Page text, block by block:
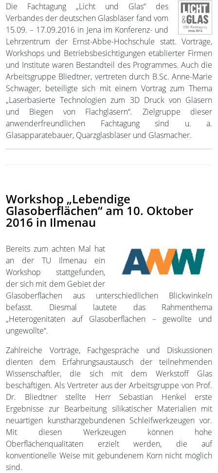
Die Fachtagung „Licht und Glas“ des
Verbandes der deutschen Glasbläser fand vom
15.09. – 17.09.2016 in Jena im Konferenz- und
Lehrzentrum der Ernst-Abbe-Hochschule statt. Vorträge,
Workshops und Betriebsbesichtigungen etablierter Firmen
und Institute waren Bestandteil des Programmes. Auch die
Arbeitsgruppe Bliedtner, vertreten durch B.Sc. Anne-Marie
Schwager, beteiligte sich mit einem Vortrag zum Thema
„Laserbasierte Technologien zum 3D Druck von Gläsern
und Biegen von Flachgläsern“. Zielgruppe dieser
anwenderfreundlichen Fachtagung sind u. a.
Glasapparatebauer, Quarzglasbläser und Glasmacher.
Workshop „Lebendige
Glasoberflächen“ am 10. Oktober
2016 in Ilmenau
Bereits zum achten Mal hat
an der TU Ilmenau ein
Workshop stattgefunden,
der sich mit dem Gebiet der
Glasoberflächen aus unterschiedlichen Blickwinkeln
befasst. Diesmal lautete das Rahmenthema
„Heterogenitäten auf Glasoberflächen – gewollte und
ungewollte“.
Zahlreiche Vorträge, Fachgespräche und Diskussionen
dienten dem Erfahrungsaustausch der teilnehmenden
Wissenschaftler, die sich mit dem Werkstoff Glas
beschäftigen. Als Vertreter aus der Arbeitsgruppe von Prof.
Dr. Bliedtner stellte Herr Sebastian Henkel erste
Ergebnisse zur Bearbeitung silikatischer Materialien mit
neuartigen kunstharzgebundenen Schleifwerkzeugen vor.
Mit diesen Werkzeugen können hohe
Oberflächenqualitäten erzielt werden, die auf
konventionelle Weise mit gebundenem Korn nicht möglich
sind.